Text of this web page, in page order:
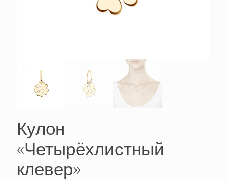
Кулон
«Четырёхлистный
клевер»